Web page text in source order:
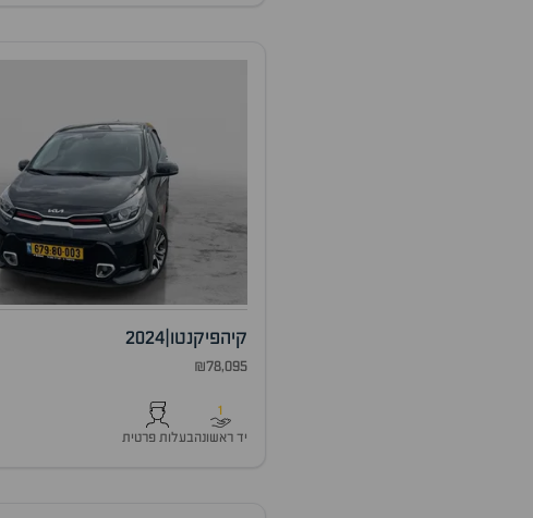
קיהפיקנטו |
2024
₪78,095
1
יד ראשונהבעלות פרטית